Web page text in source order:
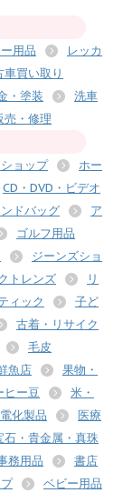
用品
レッカ
車買い取り
・塗装
洗車
売・修理
ョップ
ホー
CD・DVD・ビデオ
ドバッグ
ア
ゴルフ用品
ジーンズショ
トレンズ
リ
ィック
子ど
古着・リサイク
毛皮
魚店
果物・
ヒー豆
米・
電化製品
医療
石・貴金属・真珠
務用品
書店
ベビー用品